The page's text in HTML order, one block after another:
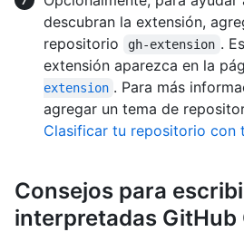
descubran la extensión,
repositorio
gh-extension .
extensión aparezca en la
extension . Para más
agregar un tema de
Clasificar tu repositorio con
Consejos para
interpretadas GitHub